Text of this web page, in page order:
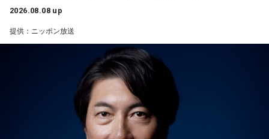
4．懐中電灯……本性は「冷静な神様!?」
限の場面でもパニックにならず、状況を一歩引いて見極める
冷静沈着なタイプ。感情に飲まれず、俯瞰して考えられるタ
イプです。ただ、いつも冷静すぎると近寄りがたく見られる
こともあるので、時には素直になってみましょう。
天使も悪魔も、どちらもあなたの一部。自分の中の両方を知
1． 鳩のぬいぐるみ
2． パスポートなどの身分証
3． 買ったばかりの乾電池
この心理テストでわかることは、追い詰められた時に出る、
あなたの「究極の裏の顔」です。
とっさに握りしめたものは、あなたが窮地で無意識に守ろう
2026.08.08 up
提供：ニッポン放送